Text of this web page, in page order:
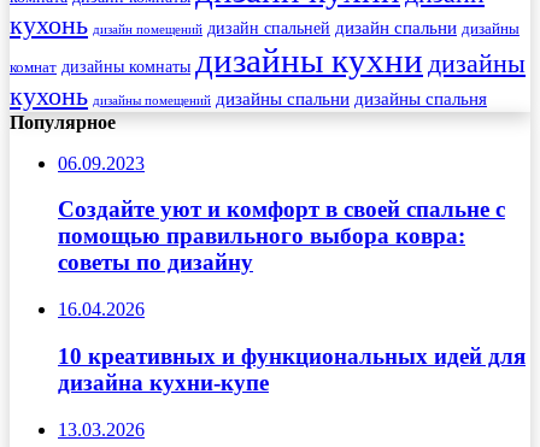
кухонь дизайн помещений дизайн спальней дизайн спальни дизайны
комнат дизайны комнаты дизайны кухни дизайны
кухонь дизайны помещений дизайны спальни дизайны спальня
Популярное
06.09.2023
Создайте уют и комфорт в своей спальне с
помощью правильного выбора ковра:
советы по дизайну
16.04.2026
10 креативных и функциональных идей для
дизайна кухни-купе
13.03.2026